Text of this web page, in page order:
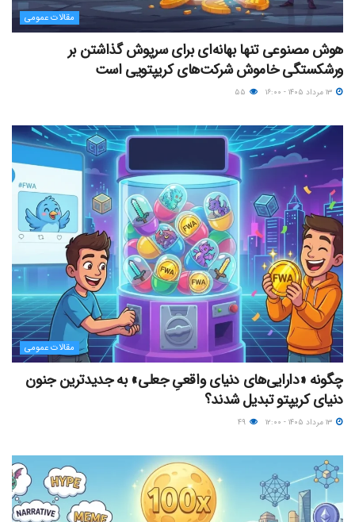
مقالات عمومی
هوش مصنوعی تنها بهانه‌ای برای سرپوش گذاشتن بر
ورشکستگی خاموش شرکت‌های کریپتویی است
مقالات عمومی
چگونه «دارایی‌های دنیای واقعیِ جعلی» به جدیدترین جنون
دنیای کریپتو تبدیل شدند؟